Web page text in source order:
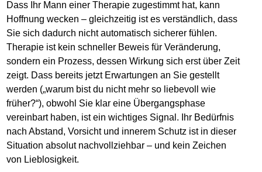
Dass Ihr Mann einer Therapie zugestimmt hat, kann
Hoffnung wecken – gleichzeitig ist es verständlich, dass
Sie sich dadurch nicht automatisch sicherer fühlen.
Therapie ist kein schneller Beweis für Veränderung,
sondern ein Prozess, dessen Wirkung sich erst über Zeit
zeigt. Dass bereits jetzt Erwartungen an Sie gestellt
werden („warum bist du nicht mehr so liebevoll wie
früher?“), obwohl Sie klar eine Übergangsphase
vereinbart haben, ist ein wichtiges Signal. Ihr Bedürfnis
nach Abstand, Vorsicht und innerem Schutz ist in dieser
Situation absolut nachvollziehbar – und kein Zeichen
von Lieblosigkeit.